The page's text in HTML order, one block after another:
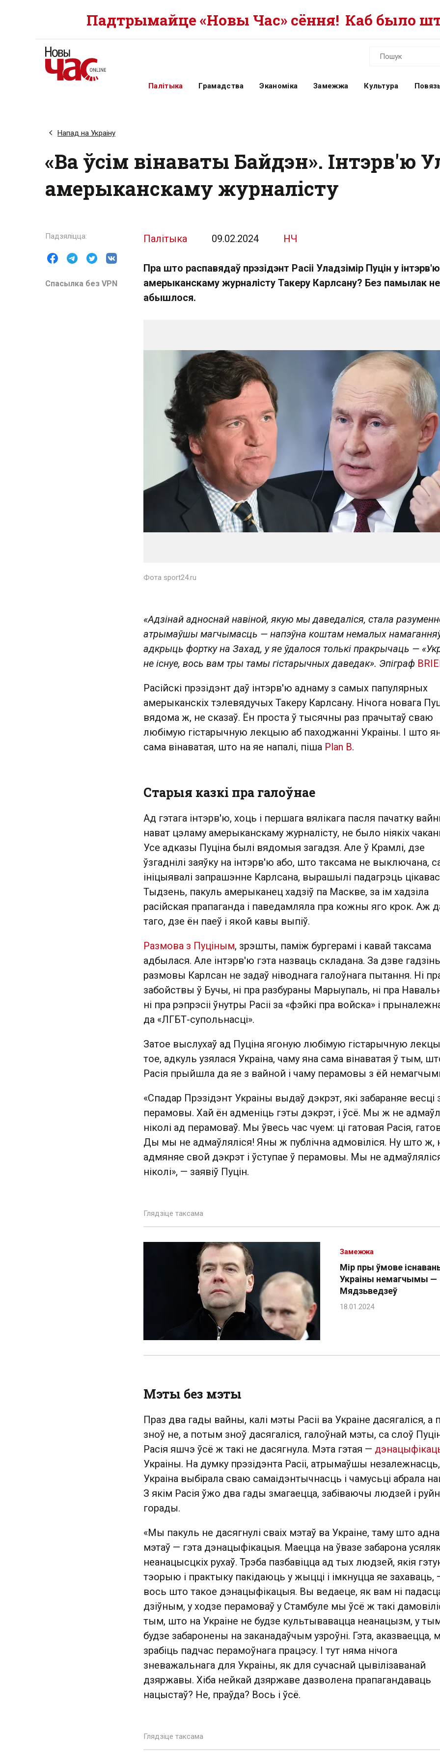
Падтрымайце «Новы Час» сёння! Каб было
Палітыка Грамадства Эканоміка Замежжа Культура
Напад на Украіну
«Ва ўсім вінаваты Байдэн». Інтэрв'ю
амерыканскаму журналісту
Спасылка без VPN
Палітыка 09.02.2024 НЧ
Пра што распавядаў прэзідэнт Расіі Уладзімір Пуцін у інтэрв'ю
амерыканскаму журналісту Такеру Карлсану? Без памылак не
абышлося.
Фота sport24.ru
«Адзінай адноснай навіной, якую мы даведаліся, стала
атрымаўшы магчымасць — напэўна коштам немалых
адкрыць фортку на Захад, у яе ўдалося толькі пракрычаць —
не існуе, вось вам тры тамы гістарычных даведак». Эпіграф
Расійскі прэзідэнт даў інтэрв'ю аднаму з самых папулярных
амерыканскіх тэлевядучых Такеру Карлсану. Нічога новага
вядома ж, не сказаў. Ён проста ў тысячны раз прачытаў сваю
любімую гістарычную лекцыю аб паходжанні Украіны. І што
сама вінаватая, што на яе напалі, піша Plan B.
Старыя казкі пра галоўнае
Ад гэтага інтэрв'ю, хоць і першага вялікага пасля пачатку
нават цэламу амерыканскаму журналісту, не было ніякіх
Усе адказы Пуціна былі вядомыя загадзя. Але ў Крамлі, дзе
ўзгаднілі заяўку на інтэрв'ю або, што таксама не выключана,
ініцыявалі запрашэнне Карлсана, вырашылі падагрэць
Тыдзень, пакуль амерыканец хадзіў па Маскве, за ім хадзіла
расійская прапаганда і паведамляла пра кожны яго крок. Аж
таго, дзе ён паеў і якой кавы выпіў.
Размова з Пуціным, зрэшты, паміж бургерамі і кавай таксама
адбылася. Але інтэрв'ю гэта назваць складана. За дзве
размовы Карлсан не задаў ніводнага галоўнага пытання. Ні
забойствы ў Бучы, ні пра разбураны Марыупаль, ні пра
ні пра рэпрэсіі ўнутры Расіі за «фэйкі пра войска» і
да «ЛГБТ-супольнасці».
Затое выслухаў ад Пуціна ягоную любімую гістарычную
тое, адкуль узялася Украіна, чаму яна сама вінаватая ў тым,
Расія прыйшла да яе з вайной і чаму перамовы з ёй
«Спадар Прэзідэнт Украіны выдаў дэкрэт, які забараняе весці
перамовы. Хай ён адменіць гэты дэкрэт, і ўсё. Мы ж не
ніколі ад перамоваў. Мы ўвесь час чуем: ці гатовая Расія,
Ды мы не адмаўляліся! Яны ж публічна адмовіліся. Ну што ж,
адмяняе свой дэкрэт і ўступае ў перамовы. Мы не
ніколі», — заявіў Пуцін.
Глядзіце таксама
Мір пры ўмове
Украіны немагчымы —
Мядзьведзеў
Замежжа
Мэты без мэты
Праз два гады вайны, калі мэты Расіі ва Украіне дасягаліся, а
зноў не, а потым зноў дасягаліся, галоўнай мэты, са слоў
Расія яшчэ ўсё ж такі не дасягнула. Мэта гэтая —
Украіны. На думку прэзідэнта Расіі, атрымаўшы незалежнасць,
Украіна выбірала сваю самаідэнтычнасць і чамусьці абрала
З якім Расія ўжо два гады змагаецца, забіваючы людзей і
горады.
«Мы пакуль не дасягнулі сваіх мэтаў ва Украіне, таму што
мэтаў — гэта дэнацыфікацыя. Маецца на ўвазе забарона
неанацысцкіх рухаў. Трэба пазбавіцца ад тых людзей, якія
тэорыю і практыку пакідаюць у жыцці і імкнуцца яе захаваць,
вось што такое дэнацыфікацыя. Вы ведаеце, як вам ні
дзіўным, у ходзе перамоваў у Стамбуле мы ўсё ж такі
тым, што на Украіне не будзе культывавацца неанацызм, у тым
будзе забаронены на заканадаўчым узроўні. Гэта, аказваецца,
зрабіць падчас перамоўнага працэсу. І тут няма нічога
зневажальнага для Украіны, як для сучаснай цывілізаванай
дзяржавы. Хіба нейкай дзяржаве дазволена прапагандаваць
нацыстаў? Не, праўда? Вось і ўсё.
Глядзіце таксама